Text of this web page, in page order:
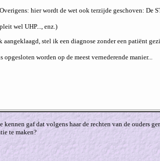
hier wordt de wet ook terzijde geschoven: De
wel UHP..., enz.)
stel ik een diagnose zonder een patiënt
worden op de meest vernederende manier...
gaf dat volgens haar de rechten van de ouders
te maken?